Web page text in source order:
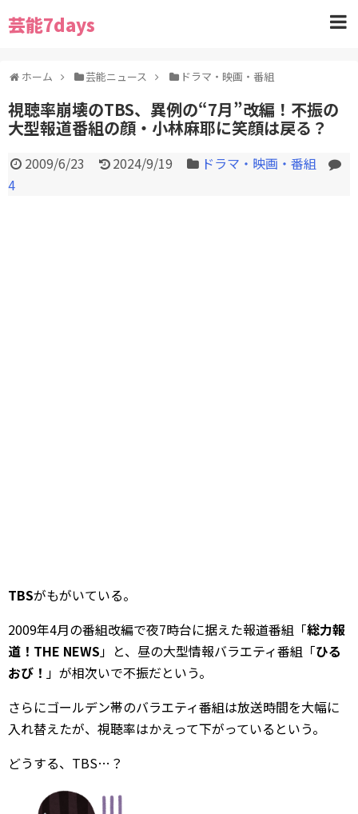
芸能7days
ホーム 芸能ニュース ドラマ・映画・番組
視聴率崩壊のTBS、異例の“7月”改編！不振の
大型報道番組の顔・小林麻耶に笑顔は戻る？
2009/6/23 2024/9/19
ドラマ・映画・番組
4
TBSがもがいている。
2009年4月の番組改編で夜7時台に据えた報道番組「総力報
道！THE NEWS」と、昼の大型情報バラエティ番組「ひる
おび！ 」が相次いで不振だという。
さらにゴールデン帯のバラエティ番組は放送時間を大幅に
入れ替えたが、視聴率はかえって下がっているという。
どうする、TBS…？